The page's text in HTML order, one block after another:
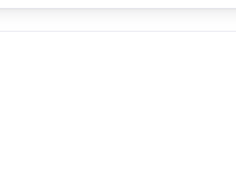
ะเซ็นได้ กันละอองฝนได้ระดับนึง เหม